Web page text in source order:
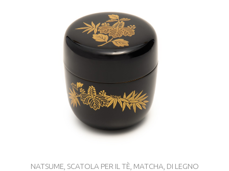
NATSUME, SCATOLA PER IL TÈ, MATCHA, DI LEGNO